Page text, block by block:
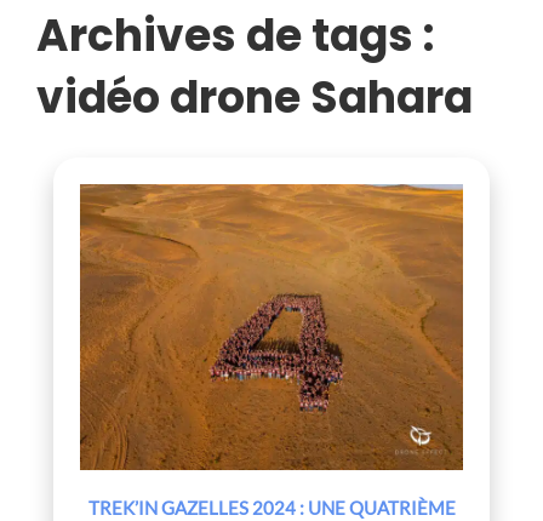
Archives de tags :
vidéo drone Sahara
TREK’IN GAZELLES 2024 : UNE QUATRIÈME